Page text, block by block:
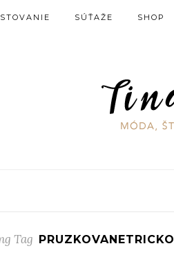
SÚŤAŽE SHOP
Tag PRUZKOVANETRICKO